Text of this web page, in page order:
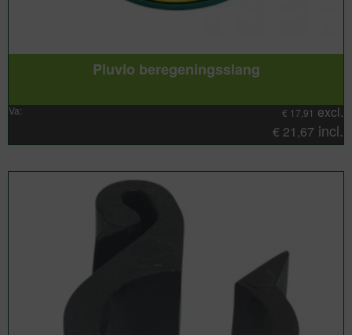
Pluvio beregeningsslang
Va: € 17,91 excl.
€ 21,67 incl.